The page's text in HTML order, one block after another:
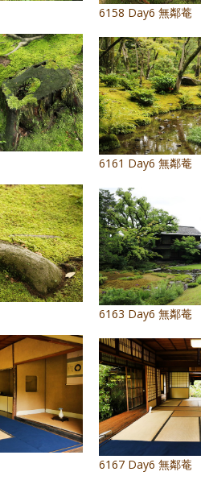
6158 Day6 無鄰菴
6161 Day6 無鄰菴
6163 Day6 無鄰菴
6167 Day6 無鄰菴